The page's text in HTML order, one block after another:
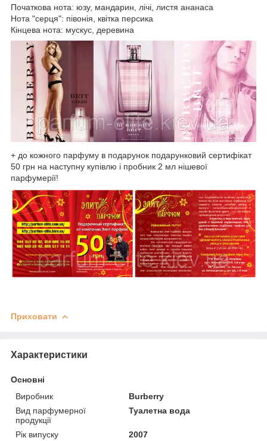
Початкова нота: юзу, мандарин, лічі, листя ананаса
Нота "серця": півонія, квітка персика
Кінцева нота: мускус, деревина
+ до кожного парфуму в подарунок подарунковий сертифікат
50 грн на наступну купівлю і пробник 2 мл нішевої
парфумерії!
Приховати
Характеристики
Основні
Виробник
Burberry
Вид парфумерної
продукції
Туалетна вода
Рік випуску
2007